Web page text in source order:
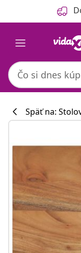
Predchádzajúce
Späť na: